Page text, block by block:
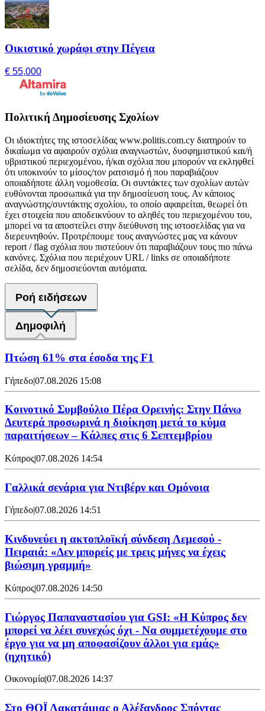
Οικιστικό χωράφι στην Πέγεια
€ 55,000
Πολιτική Δημοσίευσης Σχολίων
Οι ιδιοκτήτες της ιστοσελίδας www.politis.com.cy διατηρούν το
δικαίωμα να αφαιρούν σχόλια αναγνωστών, δυσφημιστικού και/ή
υβριστικού περιεχομένου, ή/και σχόλια που μπορούν να εκληφθεί
ότι υποκινούν το μίσος/τον ρατσισμό ή που παραβιάζουν
οποιαδήποτε άλλη νομοθεσία. Οι συντάκτες των σχολίων αυτών
ευθύνονται προσωπικά για την δημοσίευση τους. Αν κάποιος
αναγνώστης/συντάκτης σχολίου, το οποίο αφαιρείται, θεωρεί ότι
έχει στοιχεία που αποδεικνύουν το αληθές του περιεχομένου του,
μπορεί να τα αποστείλει στην διεύθυνση της ιστοσελίδας για να
διερευνηθούν. Προτρέπουμε τους αναγνώστες μας να κάνουν
report / flag σχόλια που πιστεύουν ότι παραβιάζουν τους πιο πάνω
κανόνες. Σχόλια που περιέχουν URL / links σε οποιαδήποτε
σελίδα, δεν δημοσιεύονται αυτόματα.
Ροή ειδήσεων
Δημοφιλή
Πτώση 61% στα έσοδα της F1
Γήπεδο|07.08.2026 15:08
Κοινοτικό Συμβούλιο Πέρα Ορεινής: Στην Πάνω
Δευτερά προσωρινά η διοίκηση μετά το κύμα
παραιτήσεων – Κάλπες στις 6 Σεπτεμβρίου
Κύπρος|07.08.2026 14:54
Γαλλικά σενάρια για Ντιβέρν και Ομόνοια
Γήπεδο|07.08.2026 14:51
Κινδυνεύει η ακτοπλοϊκή σύνδεση Λεμεσού -
Πειραιά: «Δεν μπορείς με τρεις μήνες να έχεις
βιώσιμη γραμμή»
Κύπρος|07.08.2026 14:50
Γιώργος Παπαναστασίου για GSI: «Η Κύπρος δεν
μπορεί να λέει συνεχώς όχι - Να συμμετέχουμε στο
έργο για να μη αποφασίζουν άλλοι για εμάς»
(ηχητικό)
Οικονομία|07.08.2026 14:37
Στο ΘΟΪ Λακατάμιας ο Αλέξανδρος Σπόντας